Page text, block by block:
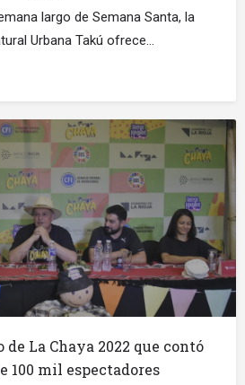
largo de Semana Santa, la
Urbana Takú ofrece…
La Chaya 2022 que contó
100 mil espectadores